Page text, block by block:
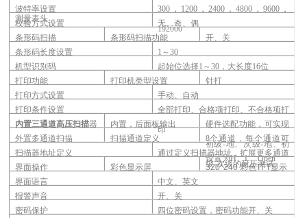
测量表头
波特率设置
300 ，1200，2400，4800，9600，
192000
校验方式设置
无、奇、偶
条形码扫描
条形码扫描功能
开、关
条形码长度设置
1 ～30
机型识别码
起始位选择1～30 ， 大长度16位
打印功能
打印机类型设置
针打
打印方式设置
手动、自动
打印条件设置
全部打印、合格项打印、不合格项打
印
内置三通道高压扫描器 内置，后面板输出 硬件选配功能，可实现
初级-地、次级-地、初
级-次级的耐压测试
外置多通道扫描 扫描通道定义 8个通道，每个通道可
设置为H、L、Open
扫描器地址定义
通过定义扫描器地址，扩展更多通道
界面操作
彩色显示屏 320*240彩色TFT显示
界面语言
中文、英文
报警声音
开、关
密码保护
四位密码设置，密码功能开、关